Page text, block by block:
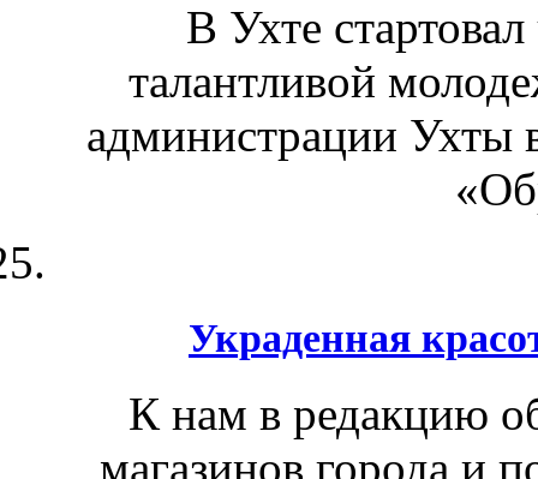
В Ухте
талантливой
администрации Ухты
Украденная
К нам в редакцию
магазинов города и